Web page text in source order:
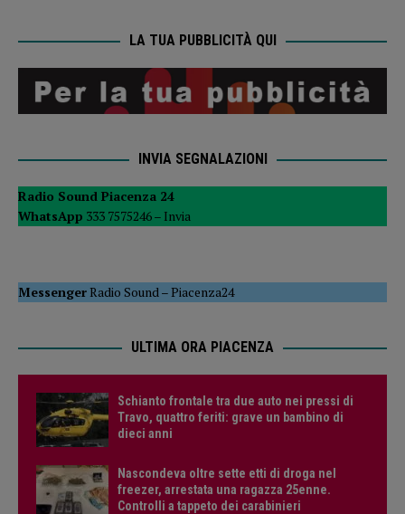
LA TUA PUBBLICITÀ QUI
INVIA SEGNALAZIONI
Radio Sound Piacenza 24
WhatsApp 333 7575246 – Invia
MessengerRadio Sound –Piacenza24
ULTIMA ORA PIACENZA
Schianto frontale tra due auto nei pressi di
Travo, quattro feriti: grave un bambino di
dieci anni
Nascondeva oltre sette etti di droga nel
freezer, arrestata una ragazza 25enne.
Controlli a tappeto dei carabinieri